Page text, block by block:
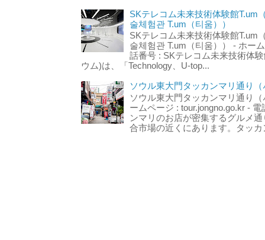
SKテレコム未来技術体験館T.um
술체험관 T.um（티움））
SKテレコム未来技術体験館T.um
술체험관 T.um（티움）） - ホー
話番号 : SKテレコム未来技術体
ウム)は、「Technology、U-top...
ソウル東大門タッカンマリ通り
ソウル東大門タッカンマリ通り
ームページ : tour.jongno.go.kr -
ンマリのお店が密集するグルメ
合市場の近くにあります。タッ